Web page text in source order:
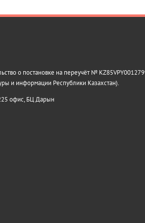
о постановке на переучёт №
и информации Республики Казахстан).
офис, БЦ Дарын